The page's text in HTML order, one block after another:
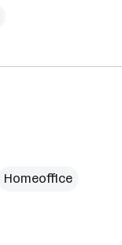
Homeoffice